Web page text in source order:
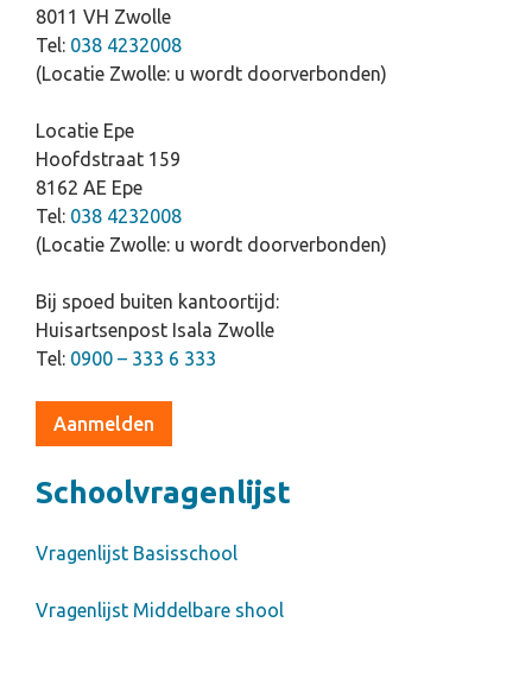
8011 VH Zwolle
Tel: 038 4232008
(Locatie Zwolle: u wordt doorverbonden)
Locatie Epe
Hoofdstraat 159
8162 AE Epe
Tel: 038 4232008
(Locatie Zwolle: u wordt doorverbonden)
Bij spoed buiten kantoortijd:
Huisartsenpost Isala Zwolle
Tel: 0900 – 333 6 333
Aanmelden
Schoolvragenlijst
Vragenlijst Basisschool
Vragenlijst Middelbare shool